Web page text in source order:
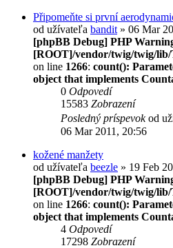
Připomeňte si první
od užívateľa bandit » 06 Mar
[phpBB Debug] PHP
[ROOT]/vendor/twig/twig/
on line 1266: count():
object that implements
0 Odpovedí
15583 Zobrazení
Posledný príspevokod
06 Mar 2011, 20:56
kožené manžety
od užívateľa beezle » 19 Feb
[phpBB Debug] PHP
[ROOT]/vendor/twig/twig/
on line 1266: count():
object that implements
4 Odpovedí
17298 Zobrazení